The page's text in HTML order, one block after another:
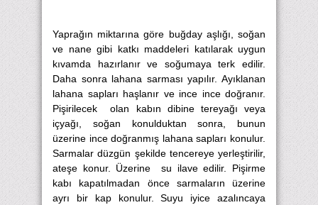
Yaprağın miktarına göre buğday aşlığı, soğan
ve nane gibi katkı maddeleri katılarak uygun
kıvamda hazırlanır ve soğumaya terk edilir.
Daha sonra lahana sarması yapılır. Ayıklanan
lahana sapları haşlanır ve ince ince doğranır.
Pişirilecek olan kabın dibine tereyağı veya
içyağı, soğan konulduktan sonra, bunun
üzerine ince doğranmış lahana sapları konulur.
Sarmalar düzgün şekilde tencereye yerleştirilir,
ateşe konur. Üzerine su ilave edilir. Pişirme
kabı kapatılmadan önce sarmaların üzerine
ayrı bir kap konulur. Suyu iyice azalıncaya